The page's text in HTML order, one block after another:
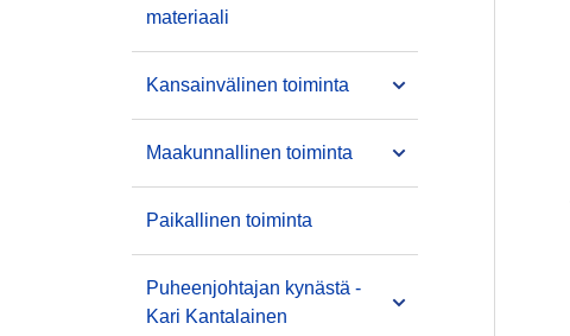
materiaali
Kansainvälinen toiminta
Maakunnallinen toiminta
Paikallinen toiminta
Puheenjohtajan kynästä -
Kari Kantalainen